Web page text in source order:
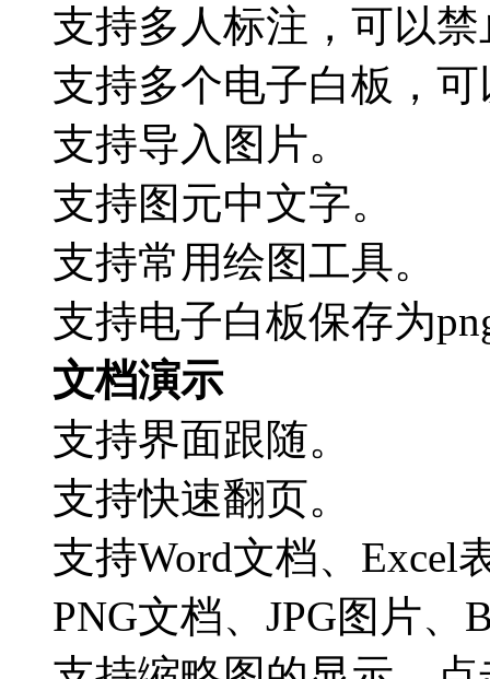
支持多人标注，可以
支持多个电子白板，
支持导入图片。
支持图元中文字。
支持常用绘图工具。
支持电子白板保存为
文档演示
支持界面跟随。
支持快速翻页。
支持Word文档、Excel
PNG文档、JPG图片、